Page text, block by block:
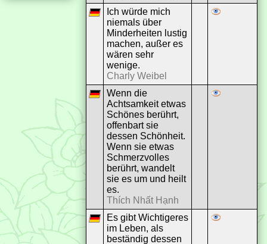
Ich würde mich
niemals über
Minderheiten lustig
machen, außer es
wären sehr
wenige.
Charly Weibel
Wenn die
Achtsamkeit etwas
Schönes berührt,
offenbart sie
dessen Schönheit.
Wenn sie etwas
Schmerzvolles
berührt, wandelt
sie es um und heilt
es.
Thích Nhất Hạnh
Es gibt Wichtigeres
im Leben, als
beständig dessen